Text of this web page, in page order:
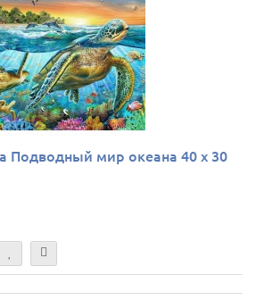
Подводный мир океана 40 х 30